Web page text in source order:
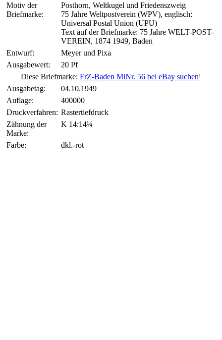
Motiv der
Briefmarke:
Posthorn, Weltkugel und Friedenszweig
75 Jahre Weltpostverein (WPV), englisch:
Universal Postal Union (UPU)
Text auf der Briefmarke: 75 Jahre WELT-POST-
VEREIN, 1874 1949, Baden
Entwurf:
Meyer und Pixa
Ausgabewert:
20 Pf
Diese Briefmarke: FrZ-Baden MiNr. 56 bei eBay suchen¹
Ausgabetag:
04.10.1949
Auflage:
400000
Druckverfahren: Rastertiefdruck
Zähnung der
Marke:
K 14:14¼
Farbe: dkl.-rot